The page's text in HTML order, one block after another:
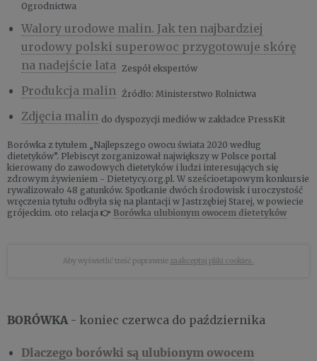
Ogrodnictwa
Walory urodowe malin. Jak ten najbardziej
urodowy polski superowoc przygotowuje skórę
na nadejście lata Zespół ekspertów
Produkcja malin Źródło: Ministerstwo Rolnictwa
Zdjęcia malin do dyspozycji mediów w zakładce PressKit
Borówka z tytułem „Najlepszego owocu świata 2020 według
dietetyków”. Plebiscyt zorganizował największy w Polsce portal
kierowany do zawodowych dietetyków i ludzi interesujących się
zdrowym żywieniem - Dietetycy.org.pl. W sześcioetapowym konkursie
rywalizowało 48 gatunków. Spotkanie dwóch środowisk i uroczystość
wręczenia tytułu odbyła się na plantacji w Jastrzębiej Starej, w powiecie
grójeckim. oto relacja 👉 Borówka ulubionym owocem dietetyków
Aby wyświetlić treść poprawnie zaakceptuj pliki cookies.
BORÓWKA- koniec czerwca do października
Dlaczego borówki są ulubionym owocem